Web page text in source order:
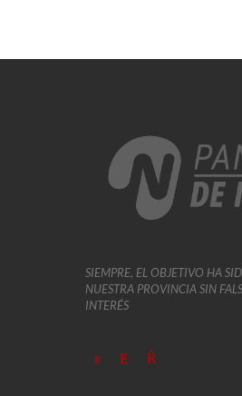
SIEMPRE, EL OBJETIVO HA
NUESTRA PROVINCIA SIN
INTERÉS